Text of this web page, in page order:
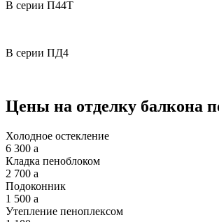
В серии П44Т
В серии ПД4
Цены на отделку балкона
Холодное остекление
6 300 a
Кладка пеноблоком
2 700 a
Подоконник
1 500 a
Утепление пеноплексом